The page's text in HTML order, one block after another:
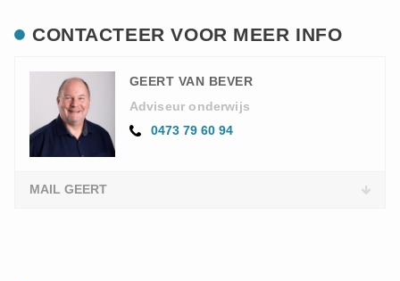
CONTACTEER VOOR MEER INFO
GEERT VAN BEVER
Adviseur onderwijs
0473 79 60 94
MAIL GEERT